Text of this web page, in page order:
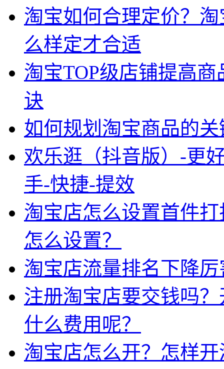
淘宝如何合理定价？
么样定才合适
淘宝TOP级店铺提高
诀
如何规划淘宝商品的
欢乐逛（抖音版）-更
手-快捷-提效
淘宝店怎么设置首件
怎么设置？
淘宝店流量排名下降
注册淘宝店要交钱吗
什么费用呢？
淘宝店怎么开？怎样